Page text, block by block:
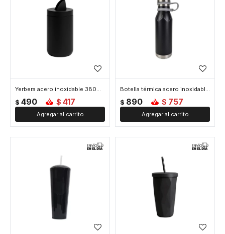
Yerbera acero inoxidable 380ml con tapa hermética - Negro
$ 490 $ 417
Botella térmica acero inoxidable 600ml diseño minimalista - Negro
$ 890 $ 757